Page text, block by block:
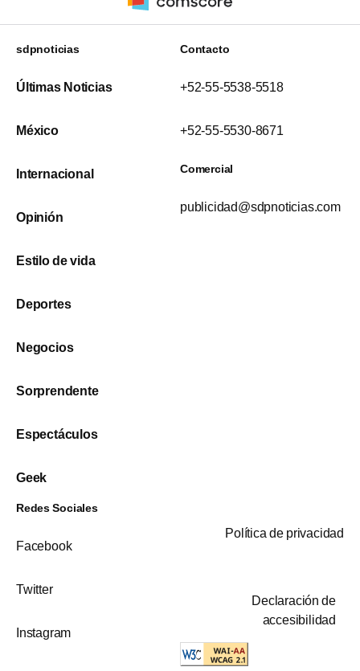
sdpnoticias
Últimas Noticias
México
Internacional
Opinión
Estilo de vida
Deportes
Negocios
Sorprendente
Espectáculos
Geek
Contacto
+52-55-5538-5518
+52-55-5530-8671
Comercial
publicidad@sdpnoticias.com
Redes Sociales
Facebook
Twitter
Instagram
Política de privacidad
Declaración de
accesibilidad